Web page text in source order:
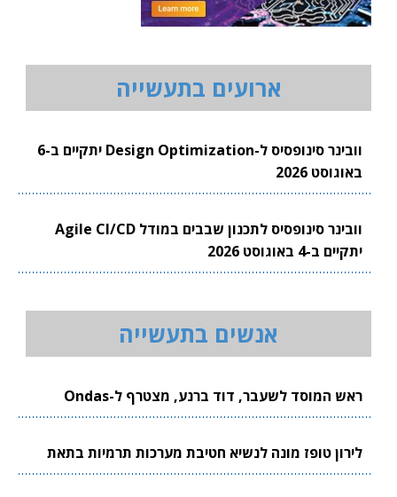
ארועים בתעשייה
וובינר סינופסיס ל-Design Optimization יתקיים ב-6
באוגוסט 2026
וובינר סינופסיס לתכנון שבבים במודל Agile CI/CD
יתקיים ב-4 באוגוסט 2026
אנשים בתעשייה
ראש המוסד לשעבר, דוד ברנע, מצטרף ל-Ondas
לירון טופז מונה לנשיא חטיבת מערכות תרמיות בתאת